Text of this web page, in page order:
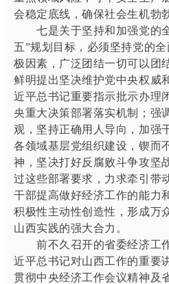
会稳定底线，确保社会生机勃
七是关于坚持和加强党的全
五”规划目标，必须坚持党的
极因素，广泛团结一切可以团
鲜明提出坚决维护党中央权威
近平总书记重要指示批示办理
央重大决策部署落实机制；强
观，坚持正确用人导向，加强
各领域基层党组织建设，锲而
神，坚决打好反腐败斗争攻坚
过这些部署要求，力求牵引带
干部提高做好经济工作的能力
积极性主动性创造性，形成万
山西实践的强大合力。
前不久召开的省委经济工
近平总书记对山西工作的重要
贯彻中央经济工作会议精神及